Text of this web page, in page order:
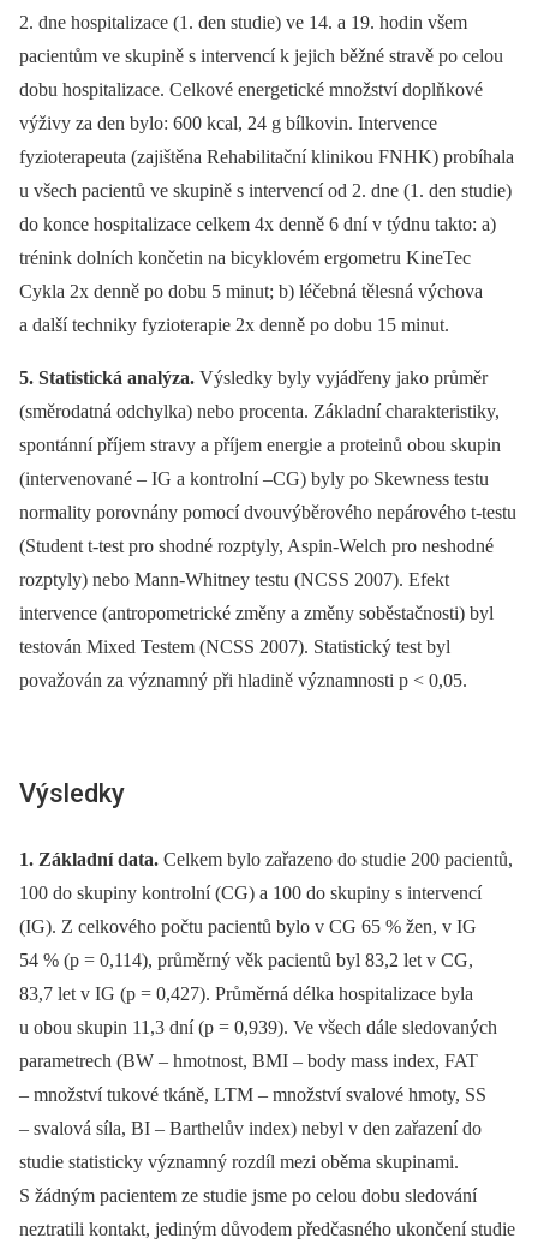
2. dne hospitalizace (1. den studie) ve 14. a 19. hodin všem
pacientům ve skupině s intervencí k jejich běžné stravě po celou
dobu hospitalizace. Celkové energetické množství doplňkové
výživy za den bylo: 600 kcal, 24 g bílkovin. Intervence
fyzioterapeuta (zajištěna Rehabilitační klinikou FNHK) probíhala
u všech pacientů ve skupině s intervencí od 2. dne (1. den studie)
do konce hospitalizace celkem 4x denně 6 dní v týdnu takto: a)
trénink dolních končetin na bicyklovém ergometru KineTec
Cykla 2x denně po dobu 5 minut; b) léčebná tělesná výchova
a další techniky fyzioterapie 2x denně po dobu 15 minut.
5. Statistická analýza. Výsledky byly vyjádřeny jako průměr
(směrodatná odchylka) nebo procenta. Základní charakteristiky,
spontánní příjem stravy a příjem energie a proteinů obou skupin
(intervenované –⁠ IG a kontrolní –CG) byly po Skewness testu
normality porovnány pomocí dvouvýběrového nepárového t-testu
(Student t-test pro shodné rozptyly, Aspin-Welch pro neshodné
rozptyly) nebo Mann-Whitney testu (NCSS 2007). Efekt
intervence (antropometrické změny a změny soběstačnosti) byl
testován Mixed Testem (NCSS 2007). Statistický test byl
považován za významný při hladině významnosti p < 0,05.
Výsledky
1. Základní data. Celkem bylo zařazeno do studie 200 pacientů,
100 do skupiny kontrolní (CG) a 100 do skupiny s intervencí
(IG). Z celkového počtu pacientů bylo v CG 65 % žen, v IG
54 % (p = 0,114), průměrný věk pacientů byl 83,2 let v CG,
83,7 let v IG (p = 0,427). Průměrná délka hospitalizace byla
u obou skupin 11,3 dní (p = 0,939). Ve všech dále sledovaných
parametrech (BW –⁠ hmotnost, BMI –⁠ body mass index, FAT
–⁠ množství tukové tkáně, LTM –⁠ množství svalové hmoty, SS
–⁠ svalová síla, BI –⁠ Barthelův index) nebyl v den zařazení do
studie statisticky významný rozdíl mezi oběma skupinami.
S žádným pacientem ze studie jsme po celou dobu sledování
neztratili kontakt, jediným důvodem předčasného ukončení studie